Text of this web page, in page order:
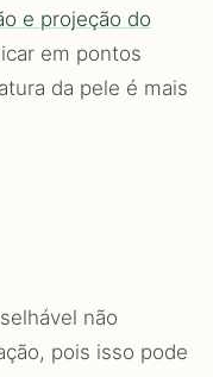
e projeção do
em pontos
da pele é mais
não
pois isso pode